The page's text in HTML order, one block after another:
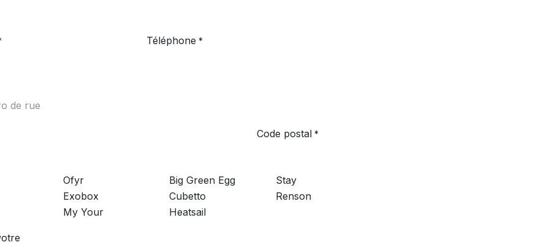
Téléphone *
Code postal *
Ofyr Big Green Egg
Stay
Exobox
Cubetto
Renson
My Your
Heatsail